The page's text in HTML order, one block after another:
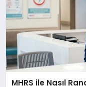
MHRS ile Nasıl